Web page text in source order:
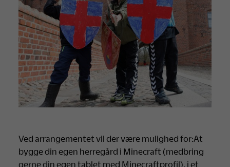
Ved arrangementet vil der være mulighed for:At
bygge din egen herregård i Minecraft (medbring
gerne din egen tablet med Minecraftprofil), i et